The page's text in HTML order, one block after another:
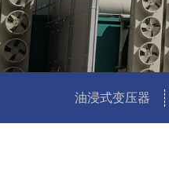
油浸式变压器